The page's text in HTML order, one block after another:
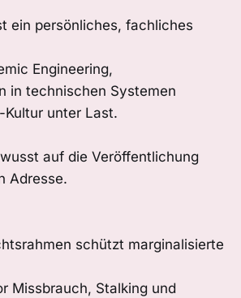
ein persönliches, fachliches
Engineering,
in technischen Systemen
Kultur unter Last.
auf die Veröffentlichung
Adresse.
schützt marginalisierte
Missbrauch, Stalking und